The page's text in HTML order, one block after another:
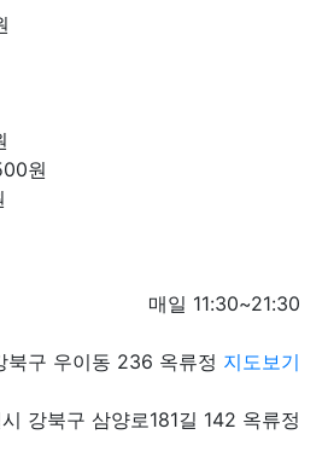
원
매일 11:30~21:30
북구 우이동 236 옥류정 지도보기
강북구 삼양로181길 142 옥류정